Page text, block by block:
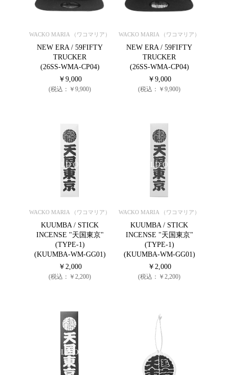
WACKO MARIA （ワコマリア）
NEW ERA / 59FIFTY
TRUCKER
(26SS-WMA-CP04)
￥9,000
(税込：￥9,900)
WACKO MARIA （ワコマリア）
NEW ERA / 59FIFTY
TRUCKER
(26SS-WMA-CP04)
￥9,000
(税込：￥9,900)
SOLD OUT
WACKO MARIA （ワコマリア）
KUUMBA / STICK
INCENSE "天国東京"
(TYPE-1)
(KUUMBA-WM-GG01)
￥2,000
(税込：￥2,200)
SOLD OUT
WACKO MARIA （ワコマリア）
KUUMBA / STICK
INCENSE "天国東京"
(TYPE-1)
(KUUMBA-WM-GG01)
￥2,000
(税込：￥2,200)
SOLD OUT SOLD OUT